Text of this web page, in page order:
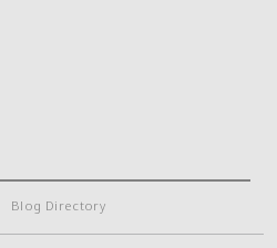
Blog Directory